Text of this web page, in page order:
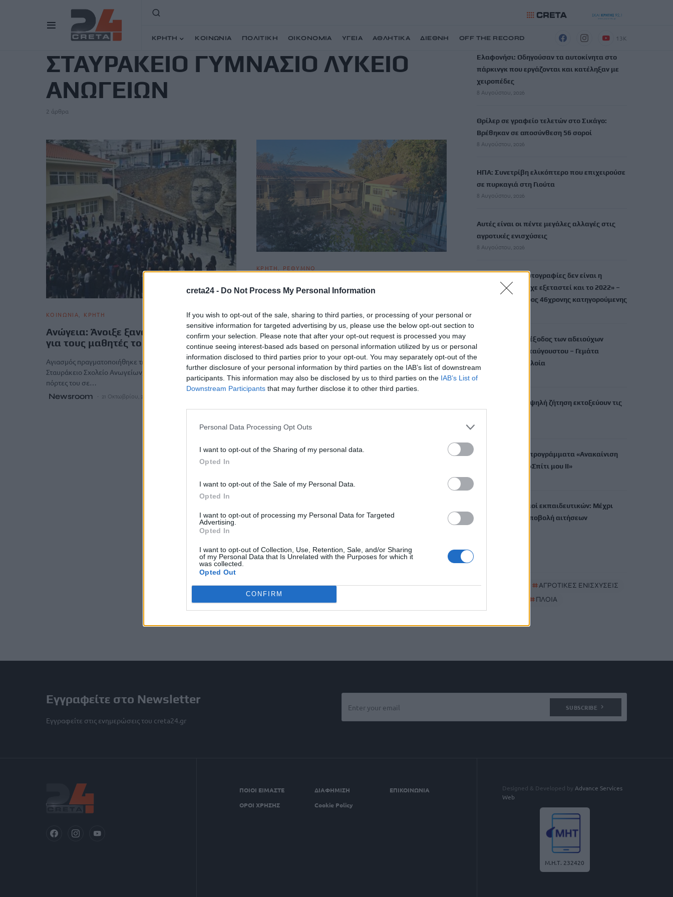
creta24 - Do Not Process My Personal Information
If you wish to opt-out of the sale, sharing to third parties, or processing of your personal or
sensitive information for targeted advertising by us, please use the below opt-out section to
confirm your selection. Please note that after your opt-out request is processed you may
continue seeing interest-based ads based on personal information utilized by us or personal
information disclosed to third parties prior to your opt-out. You may separately opt-out of the
further disclosure of your personal information by third parties on the IAB’s list of downstream
participants. This information may also be disclosed by us to third parties on the IAB’s List of
Downstream Participants that may further disclose it to other third parties.
Personal Data Processing Opt Outs
I want to opt-out of the Sharing of my personal data.
Opted In
I want to opt-out of the Sale of my Personal Data.
Opted In
I want to opt-out of processing my Personal Data for Targeted
Advertising.
Opted In
I want to opt-out of Collection, Use, Retention, Sale, and/or Sharing
of my Personal Data that Is Unrelated with the Purposes for which it
was collected.
Opted Out
CONFIRM
ΚΡΗΤΗ ΚΟΙΝΩΝΙΑ ΠΟΛΙΤΙΚΗ ΟΙΚΟΝΟΜΙΑ ΥΓΕΙΑ ΑΘΛΗΤΙΚΑ ΔΙΕΘΝΗ OFF THE RECORD 13K
ΣΤΑΥΡΑΚΕΙΟ ΓΥΜΝΑΣΙΟ ΛΥΚΕΙΟ
ΑΝΩΓΕΙΩΝ
2 άρθρα
ΚΟΙΝΩΝΙΑ ΚΡΗΤΗ
Ανώγεια: Άνοιξε ξανά τις πόρτες του
για τους μαθητές το «Σταυράκειο»
Αγιασμός πραγματοποιήθηκε την Δευτέρα (20/10) στο
Σταυράκειο Σχολείο Ανωγείων, το οποίο άνοιξε και πάλι τις
πόρτες του σε…
Newsroom 21 Οκτωβρίου, 2025
ΚΡΗΤΗ ΡΕΘΥΜΝΟ
Σταυράκειο σχολικό συγκρότημα:
Έτοιμο το νέο «στολίδι» των Ανωγείων!
Το νέο “Σταυράκειο” ανοίγει τις πόρτες του για τους μαθητές.
Σύμφωνα με τα όσα αναφέρει ο επίσημος λογαριασμός…
Newsroom 14 Οκτωβρίου, 2025
ΡΟΗ ΕΙΔΗΣΕΩΝ
Ελαφονήσι: Οδηγούσαν τα αυτοκίνητα στο
πάρκινγκ που εργάζονται και κατέληξαν με
χειροπέδες
8 Αυγούστου, 2026
Θρίλερ σε γραφείο τελετών στο Σικάγο:
Βρέθηκαν σε αποσύνθεση 56 σοροί
8 Αυγούστου, 2026
ΗΠΑ: Συνετρίβη ελικόπτερο που επιχειρούσε
σε πυρκαγιά στη Γιούτα
8 Αυγούστου, 2026
Αυτές είναι οι πέντε μεγάλες αλλαγές στις
αγροτικές ενισχύσεις
8 Αυγούστου, 2026
Marfin: «Στις φωτογραφίες δεν είναι η
εντολέας μου, είχε εξεταστεί και το 2022» –
Τι λέει ο δικηγόρος 46χρονης κατηγορούμενης
Κορυφώνεται η έξοδος των αδειούχων
ενόψει Δεκαπενταύγουστου – Γεμάτα
αναχωρούν τα πλοία
8 Αυγούστου, 2026
Καύσωνας και υψηλή ζήτηση εκτοξεύουν τις
Πότε λήγουν τα προγράμματα «Ανακαίνιση
Κατοικίας» και «Σπίτι μου ΙΙ»
Μόνιμοι διορισμοί εκπαιδευτικών: Μέχρι
πότε γίνεται η υποβολή αιτήσεων
#ΑΓΡΟΤΙΚΕΣ ΕΝΙΣΧΥΣΕΙΣ
#ΠΛΟΙΑ
Εγγραφείτε στο Newsletter
Εγγραφείτε στις ενημερώσεις του creta24.gr
SUBSCRIBE
ΠΟΙΟΙ ΕΙΜΑΣΤΕ ΔΙΑΦΗΜΙΣΗ
ΕΠΙΚΟΙΝΩΝΙΑ
ΟΡΟΙ ΧΡΗΣΗΣ
Cookie Policy
Designed & Developed by Advance Services
Web
Μ.Η.Τ. 232420